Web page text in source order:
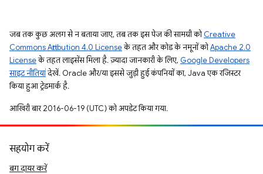
जब तक कुछ अलग से न बताया जाए, तब तक इस पेज की सामग्री कोCreative
Commons Attribution 4.0 Licenseके तहत और कोड के नमूनों कोApache 2.0
Licenseके तहत लाइसेंस मिला है. ज़्यादा जानकारी के लिए, Google Developers
साइट नीतियांदेखें. Oracle और/या इससे जुड़ी हुई कंपनियों का, Java एक रजिस्टर
किया हुआ ट्रेडमार्क है.
आखिरी बार 2016-06-19 (UTC) को अपडेट किया गया.
सहयोग करें
बग दायर करें